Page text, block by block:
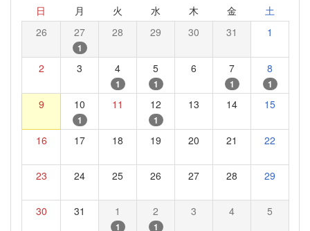
日 月 火 水 木 金 土
26 27
1
28 29 30 31 1
2 3 4
1
5
1
6 7
1
8
1
9 10
1
11 12
1
13 14 15
16 17 18 19 20 21 22
23 24 25 26 27 28 29
30 31 1
1
2
1
3 4 5